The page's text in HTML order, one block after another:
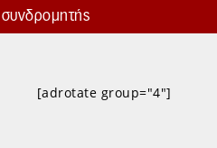
συνδρομητής
[adrotate group="4"]